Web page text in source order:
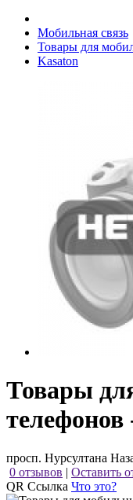
Мобильная связь
Товары для
Kasaton
Товары
телефонов
просп. Нурсултана
0 отзывов | Оставить
QR Ссылка Что это?